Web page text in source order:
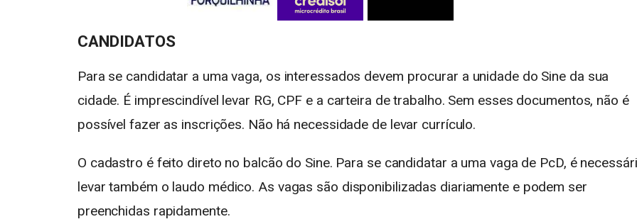
CANDIDATOS
Para se candidatar a uma vaga, os interessados devem procurar a unidade do Sine da sua
cidade. É imprescindível levar RG, CPF e a carteira de trabalho. Sem esses documentos, não é
possível fazer as inscrições. Não há necessidade de levar currículo.
O cadastro é feito direto no balcão do Sine. Para se candidatar a uma vaga de PcD, é
levar também o laudo médico. As vagas são disponibilizadas diariamente e podem ser
preenchidas rapidamente.